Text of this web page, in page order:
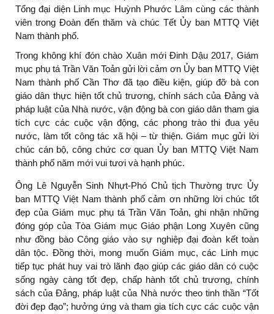
Tổng đại diện Linh mục Huỳnh Phước Lâm cùng các thành
viên trong Đoàn đến thăm và chúc Tết Ủy ban MTTQ Việt
Nam thành phố.
Trong không khí đón chào Xuân mới Đinh Dậu 2017, Giám
mục phụ tá Trần Văn Toản gửi lời cảm ơn Ủy ban MTTQ Việt
Nam thành phố Cần Thơ đã tạo điều kiện, giúp đỡ bà con
giáo dân thực hiện tốt chủ trương, chính sách của Đảng và
pháp luật của Nhà nước, vận động bà con giáo dân tham gia
tích cực các cuộc vận động, các phong trào thi đua yêu
nước, làm tốt công tác xã hội – từ thiện. Giám mục gửi lời
chúc cán bộ, công chức cơ quan Ủy ban MTTQ Việt Nam
thành phố năm mới vui tươi và hạnh phúc.
Ông Lê Nguyễn Sinh Nhựt-Phó Chủ tịch Thường trực Ủy
ban MTTQ Việt Nam thành phố cảm ơn những lời chúc tốt
đẹp của Giám mục phụ tá Trần Văn Toản, ghi nhận những
đóng góp của Tòa Giám mục Giáo phận Long Xuyên cũng
như đồng bào Công giáo vào sự nghiệp đại đoàn kết toàn
dân tộc. Đồng thời, mong muốn Giám mục, các Linh mục
tiếp tục phát huy vai trò lãnh đạo giúp các giáo dân có cuộc
sống ngày càng tốt đẹp, chấp hành tốt chủ trương, chính
sách của Đảng, pháp luật của Nhà nước theo tinh thần “Tốt
đời đẹp đạo”; hưởng ứng và tham gia tích cực các cuộc vận